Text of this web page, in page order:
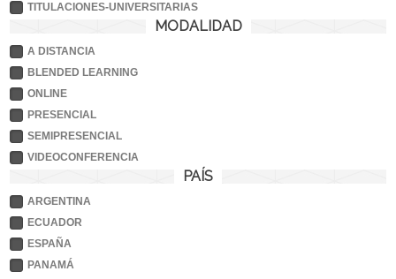
TITULACIONES-UNIVERSITARIAS
MODALIDAD
A DISTANCIA
BLENDED LEARNING
ONLINE
PRESENCIAL
SEMIPRESENCIAL
VIDEOCONFERENCIA
PAÍS
ARGENTINA
ECUADOR
ESPAÑA
PANAMÁ